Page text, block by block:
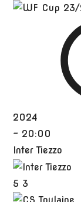
2024
- 20:00
Inter Tiezzo
5 3